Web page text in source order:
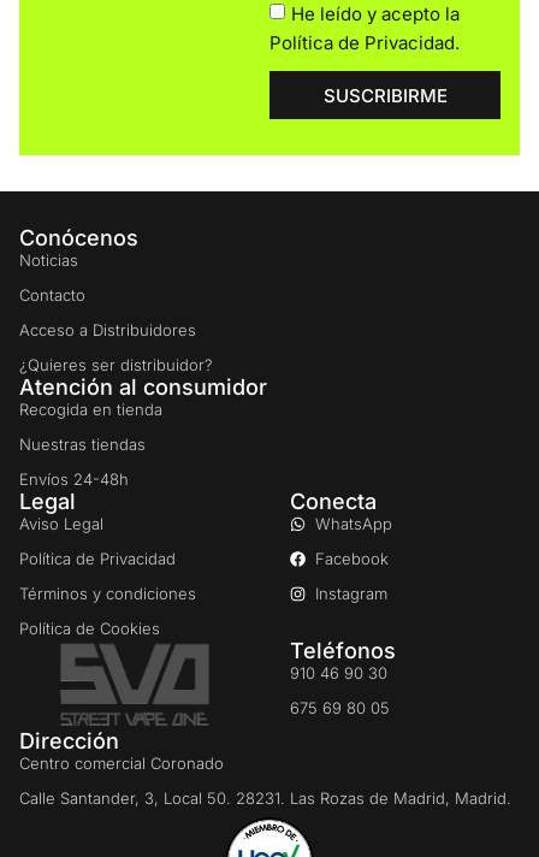
He leído y acepto la
Política de Privacidad.
SUSCRIBIRME
Conócenos
Noticias
Contacto
Acceso a Distribuidores
¿Quieres ser distribuidor?
Atención al consumidor
Recogida en tienda
Nuestras tiendas
Envíos 24-48h
Legal
Aviso Legal
Política de Privacidad
Términos y condiciones
Política de Cookies
Conecta
WhatsApp
Facebook
Instagram
Teléfonos
910 46 90 30
675 69 80 05
Dirección
Centro comercial Coronado
Calle Santander, 3, Local 50. 28231. Las Rozas de Madrid, Madrid.